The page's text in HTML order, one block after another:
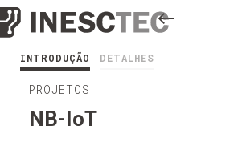
INTRODUÇÃO DETALHES
PROJETOS
NB-IoT